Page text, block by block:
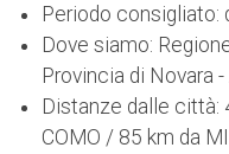
Periodo consigliato:
Dove siamo:
Provincia di Novara
Distanze dalle città:
COMO / 85 km da